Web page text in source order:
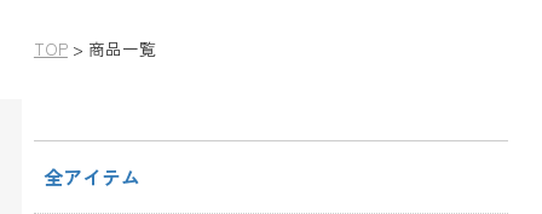
TOP > 商品一覧
全アイテム